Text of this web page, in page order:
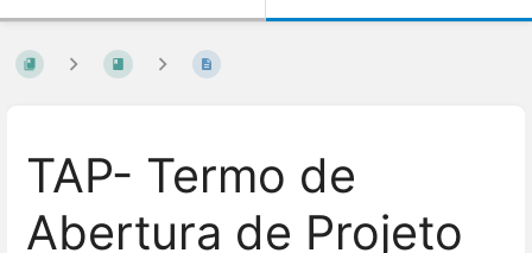
TAP- Termo de
Abertura de Projeto